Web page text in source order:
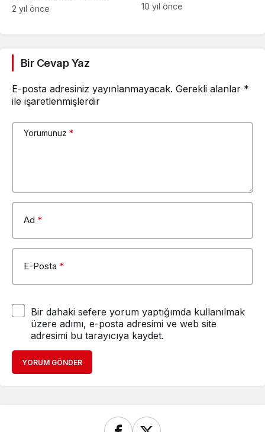
Müdür
2 yıl önce 10 yıl önce
Bir Cevap Yaz
E-posta adresiniz yayınlanmayacak. Gerekli alanlar *
ile işaretlenmişlerdir
Yorumunuz *
Ad *
E-Posta *
Bir dahaki sefere yorum yaptığımda kullanılmak
üzere adımı, e-posta adresimi ve web site
adresimi bu tarayıcıya kaydet.
YORUM GÖNDER